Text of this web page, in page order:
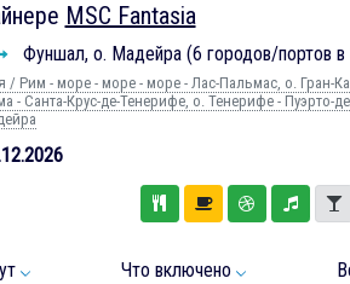
MSC Fantasia
Фуншал, о. Мадейра (6 городов/портов в
/ Рим - море - море - море - Лас-Пальмас, о. Гран-
- Санта-Крус-де-Тенерифе, о. Тенерифе - Пуэрто-
Что включено